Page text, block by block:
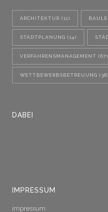
ARCHITEKTUR (11)
STADTPLANUNG (14)
VERFAHRENSMANAGEMENT (67)
WETTBEWERBSBETREUUNG (38)
DABEI
IMPRESSUM
impressum